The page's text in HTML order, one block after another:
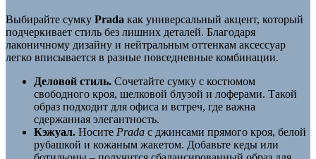
Выбирайте сумку Prada как универсальный акцент, который
подчеркивает стиль без лишних деталей. Благодаря
лаконичному дизайну и нейтральным оттенкам аксессуар
легко вписывается в разные повседневные комбинации.
Деловой стиль. Сочетайте сумку с костюмом
свободного кроя, шелковой блузой и лоферами. Такой
образ подходит для офиса и встреч, где важна
сдержанная элегантность.
Кэжуал. Носите Prada с джинсами прямого кроя, белой
рубашкой и кожаным жакетом. Добавьте кеды или